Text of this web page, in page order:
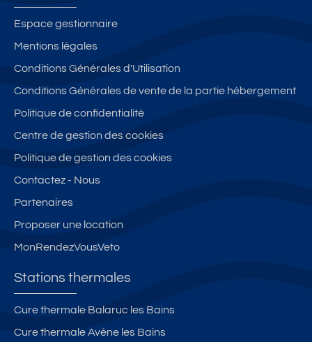
d
e
n
e
le
p
ai
s
V
n
et
le
b
ai
n
s
et
te
at
ui
te
o
ur
le
er
m
s
e
V
g-
c
c
ar
m
er
Espace gestionnaire
Mentions légales
Conditions Générales d'Utilisation
Conditions Générales de vente de la partie hébergement
Politique de confidentialité
Centre de gestion des cookies
Politique de gestion des cookies
Contactez - Nous
Partenaires
Proposer une location
MonRendezVousVeto
Stations thermales
Cure thermale Balaruc les Bains
Cure thermale Avène les Bains